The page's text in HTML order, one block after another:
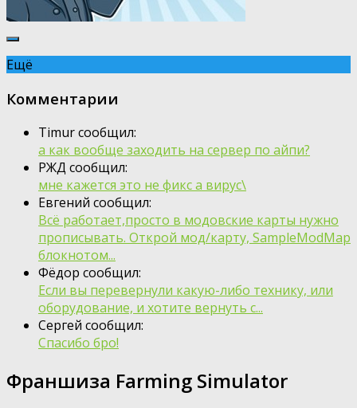
Ещё
Комментарии
Timur сообщил:
а как вообще заходить на сервер по айпи?
РЖД сообщил:
мне кажется это не фикс а вирус\
Евгений сообщил:
Всё работает,просто в модовские карты нужно
прописывать. Открой мод/карту, SampleModMap
блокнотом...
Фёдор сообщил:
Если вы перевернули какую-либо технику, или
оборудование, и хотите вернуть с...
Сергей сообщил:
Спасибо бро!
Франшиза Farming Simulator